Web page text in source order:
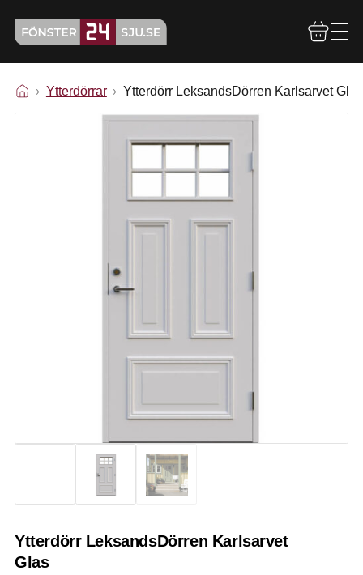
Ytterdörrar Ytterdörr LeksandsDörren Karlsarvet Glas
Ytterdörr LeksandsDörren Karlsarvet
Glas